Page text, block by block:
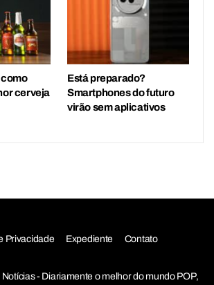
cerveja
Está preparado?
Smartphones do futuro
virão sem aplicativos
Privacidade Expediente Contato
- Diariamente o melhor do mundo POP,